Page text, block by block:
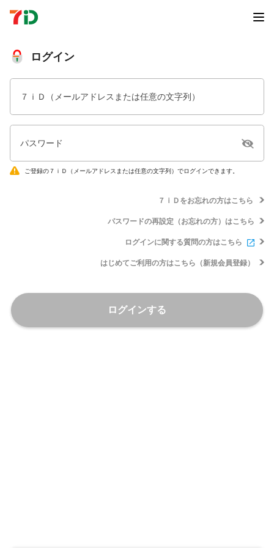
ログイン
７ｉＤ（メールアドレスまたは任意の文字列）
パスワード
ご登録の７ｉＤ（メールアドレスまたは任意の文字列）でログインできます。
７ｉＤをお忘れの方はこちら
パスワードの再設定（お忘れの方）はこちら
ログインに関する質問の方はこちら
はじめてご利用の方はこちら（新規会員登録）
ログインする